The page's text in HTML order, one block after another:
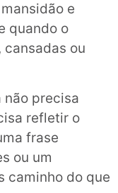
e
quando o
ou
precisa
refletir o
frase
ou um
caminho do que